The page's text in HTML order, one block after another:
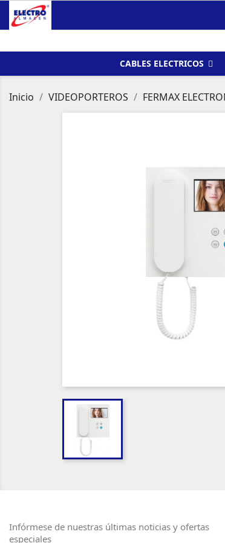
CABLES ELECTRICOS
Inicio VIDEOPORTEROS FERMAX
Infórmese de nuestras últimas noticias y ofertas
especiales